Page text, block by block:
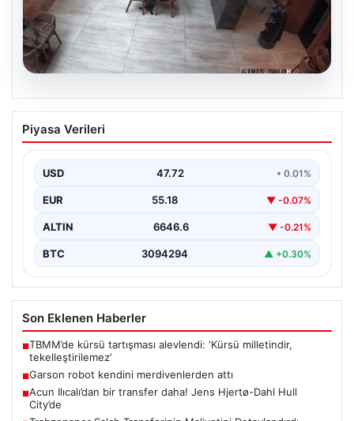
07.08.2026
Acun Ilıcalı’dan bir transfer daha! Jens
Hjertø-Dahl Hull City’de
Piyasa Verileri
USD 47.72 • 0.01%
EUR 55.18 ▼ -0.07%
ALTIN 6646.6 ▼ -0.21%
BTC 3094294 ▲ +0.30%
Son Eklenen Haberler
■ TBMM’de kürsü tartışması alevlendi: ‘Kürsü milletindir,
tekelleştirilemez’
■Garson robot kendini merdivenlerden attı
■Acun Ilıcalı’dan bir transfer daha! Jens Hjertø-Dahl Hull
City’de